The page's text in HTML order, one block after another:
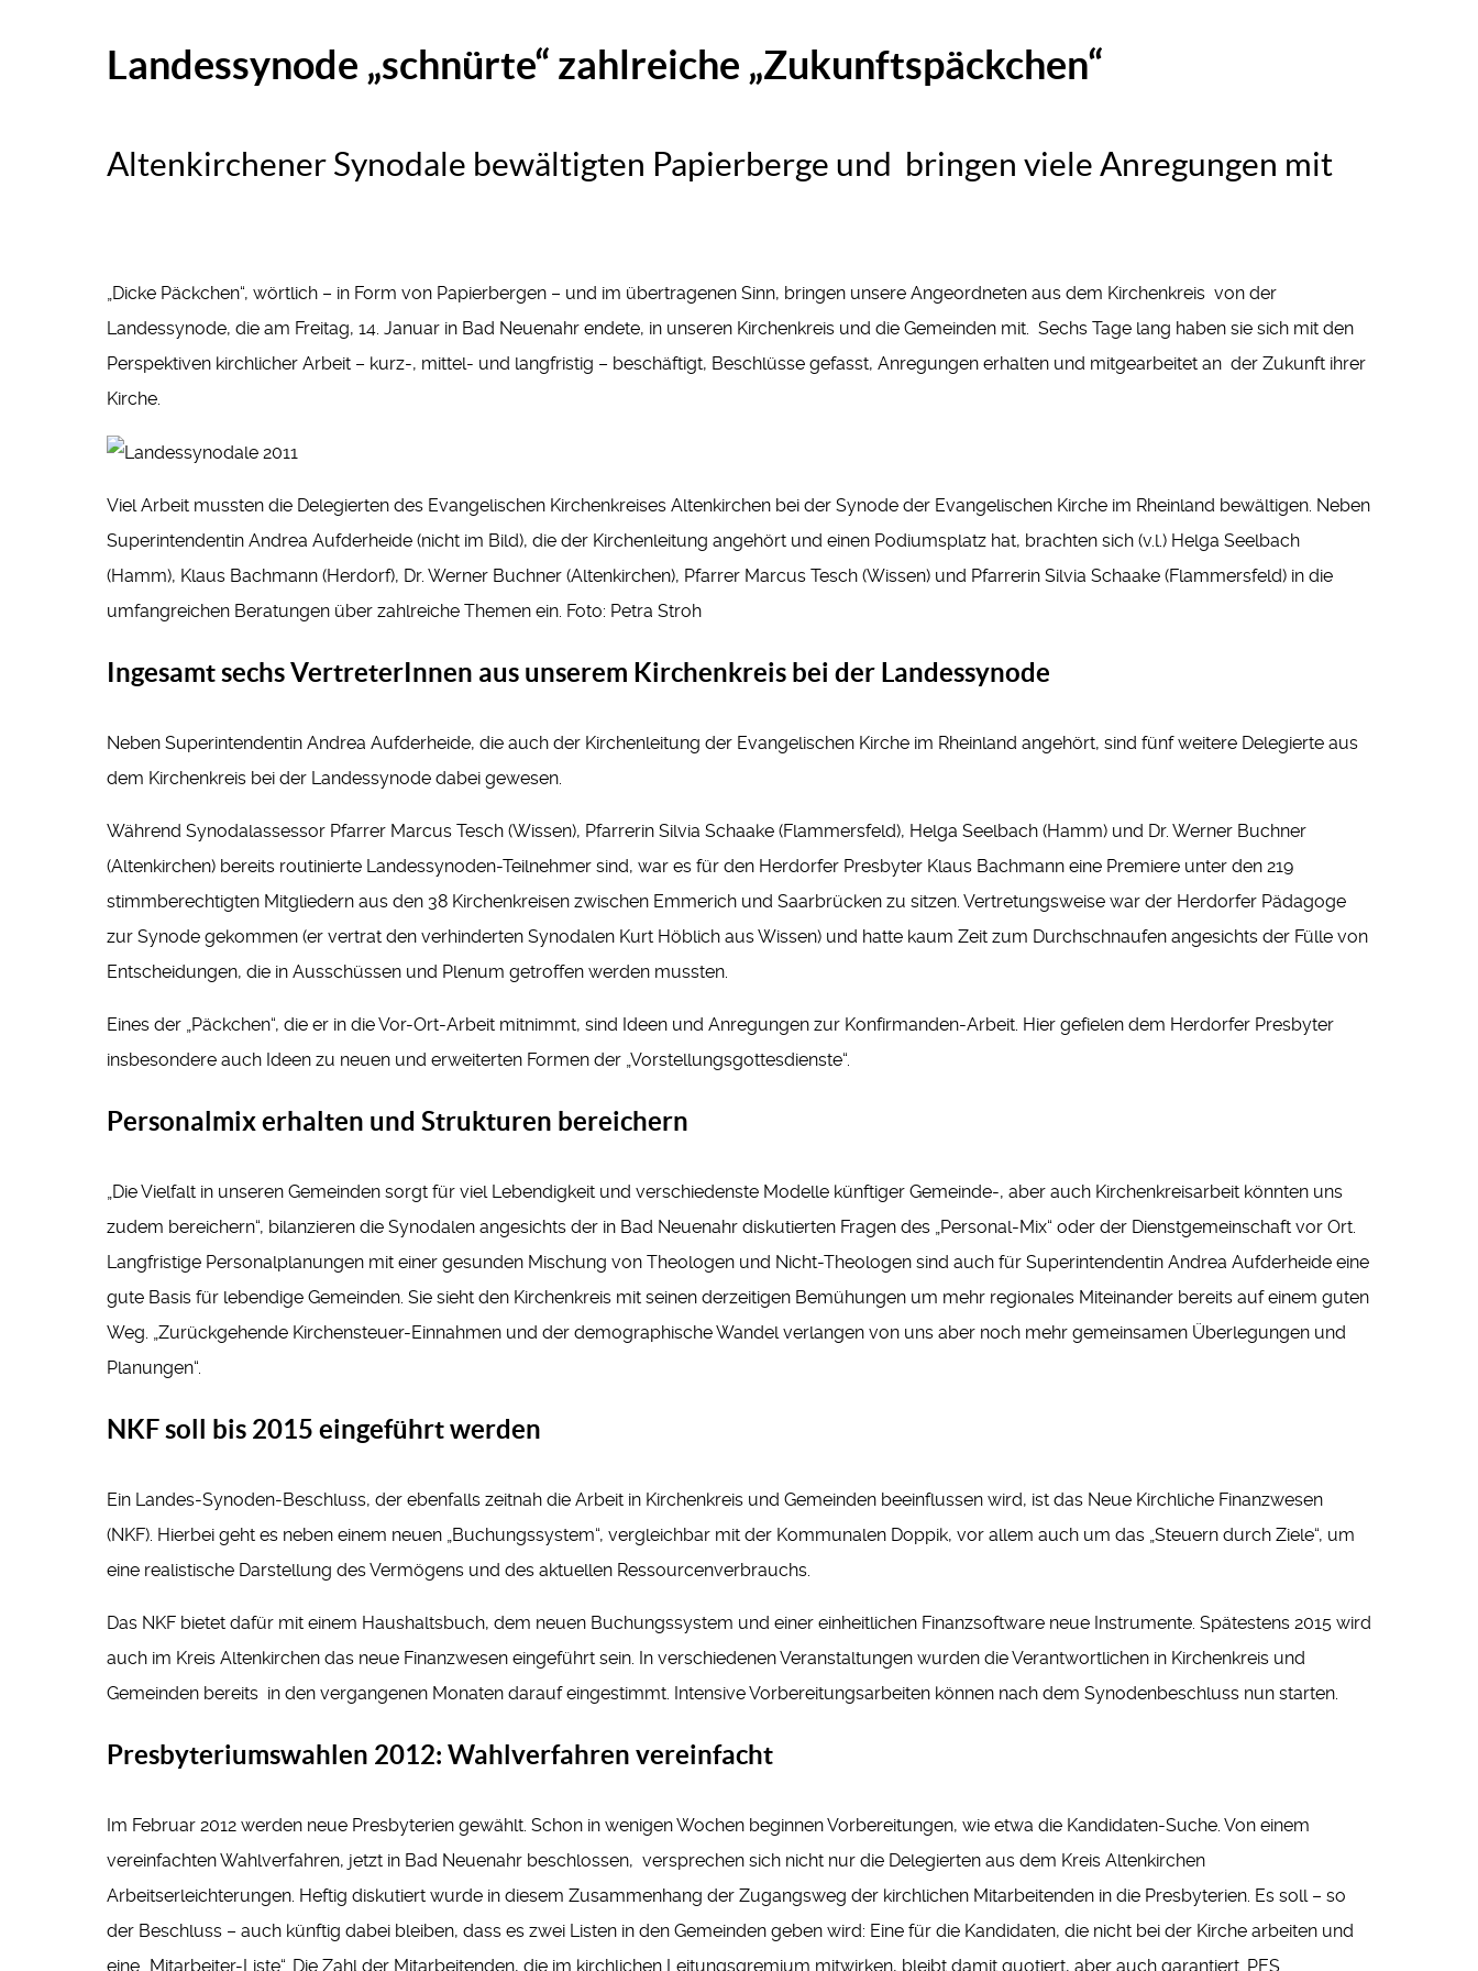
Landessynode „schnürte“ zahlreiche „Zukunftspäckchen“
Altenkirchener Synodale bewältigten Papierberge und bringen viele Anregungen mit
„Dicke Päckchen“, wörtlich – in Form von Papierbergen – und im übertragenen Sinn, bringen unsere Angeordneten aus dem Kirchenkreis von der
Landessynode, die am Freitag, 14. Januar in Bad Neuenahr endete, in unseren Kirchenkreis und die Gemeinden mit. Sechs Tage lang haben sie sich mit den
Perspektiven kirchlicher Arbeit – kurz-, mittel- und langfristig – beschäftigt, Beschlüsse gefasst, Anregungen erhalten und mitgearbeitet an der Zukunft ihrer
Kirche.
Viel Arbeit mussten die Delegierten des Evangelischen Kirchenkreises Altenkirchen bei der Synode der Evangelischen Kirche im Rheinland bewältigen. Neben
Superintendentin Andrea Aufderheide (nicht im Bild), die der Kirchenleitung angehört und einen Podiumsplatz hat, brachten sich (v.l.) Helga Seelbach
(Hamm), Klaus Bachmann (Herdorf), Dr. Werner Buchner (Altenkirchen), Pfarrer Marcus Tesch (Wissen) und Pfarrerin Silvia Schaake (Flammersfeld) in die
umfangreichen Beratungen über zahlreiche Themen ein. Foto: Petra Stroh
Ingesamt sechs VertreterInnen aus unserem Kirchenkreis bei der Landessynode
Neben Superintendentin Andrea Aufderheide, die auch der Kirchenleitung der Evangelischen Kirche im Rheinland angehört, sind fünf weitere Delegierte aus
dem Kirchenkreis bei der Landessynode dabei gewesen.
Während Synodalassessor Pfarrer Marcus Tesch (Wissen), Pfarrerin Silvia Schaake (Flammersfeld), Helga Seelbach (Hamm) und Dr. Werner Buchner
(Altenkirchen) bereits routinierte Landessynoden-Teilnehmer sind, war es für den Herdorfer Presbyter Klaus Bachmann eine Premiere unter den 219
stimmberechtigten Mitgliedern aus den 38 Kirchenkreisen zwischen Emmerich und Saarbrücken zu sitzen. Vertretungsweise war der Herdorfer Pädagoge
zur Synode gekommen (er vertrat den verhinderten Synodalen Kurt Höblich aus Wissen) und hatte kaum Zeit zum Durchschnaufen angesichts der Fülle von
Entscheidungen, die in Ausschüssen und Plenum getroffen werden mussten.
Eines der „Päckchen“, die er in die Vor-Ort-Arbeit mitnimmt, sind Ideen und Anregungen zur Konfirmanden-Arbeit. Hier gefielen dem Herdorfer Presbyter
insbesondere auch Ideen zu neuen und erweiterten Formen der „Vorstellungsgottesdienste“.
Personalmix erhalten und Strukturen bereichern
„Die Vielfalt in unseren Gemeinden sorgt für viel Lebendigkeit und verschiedenste Modelle künftiger Gemeinde-, aber auch Kirchenkreisarbeit könnten uns
zudem bereichern“, bilanzieren die Synodalen angesichts der in Bad Neuenahr diskutierten Fragen des „Personal-Mix“ oder der Dienstgemeinschaft vor Ort.
Langfristige Personalplanungen mit einer gesunden Mischung von Theologen und Nicht-Theologen sind auch für Superintendentin Andrea Aufderheide eine
gute Basis für lebendige Gemeinden. Sie sieht den Kirchenkreis mit seinen derzeitigen Bemühungen um mehr regionales Miteinander bereits auf einem guten
Weg. „Zurückgehende Kirchensteuer-Einnahmen und der demographische Wandel verlangen von uns aber noch mehr gemeinsamen Überlegungen und
Planungen“.
NKF soll bis 2015 eingeführt werden
Ein Landes-Synoden-Beschluss, der ebenfalls zeitnah die Arbeit in Kirchenkreis und Gemeinden beeinflussen wird, ist das Neue Kirchliche Finanzwesen
(NKF). Hierbei geht es neben einem neuen „Buchungssystem“, vergleichbar mit der Kommunalen Doppik, vor allem auch um das „Steuern durch Ziele“, um
eine realistische Darstellung des Vermögens und des aktuellen Ressourcenverbrauchs.
Das NKF bietet dafür mit einem Haushaltsbuch, dem neuen Buchungssystem und einer einheitlichen Finanzsoftware neue Instrumente. Spätestens 2015 wird
auch im Kreis Altenkirchen das neue Finanzwesen eingeführt sein. In verschiedenen Veranstaltungen wurden die Verantwortlichen in Kirchenkreis und
Gemeinden bereits in den vergangenen Monaten darauf eingestimmt. Intensive Vorbereitungsarbeiten können nach dem Synodenbeschluss nun starten.
Presbyteriumswahlen 2012: Wahlverfahren vereinfacht
Im Februar 2012 werden neue Presbyterien gewählt. Schon in wenigen Wochen beginnen Vorbereitungen, wie etwa die Kandidaten-Suche. Von einem
vereinfachten Wahlverfahren, jetzt in Bad Neuenahr beschlossen, versprechen sich nicht nur die Delegierten aus dem Kreis Altenkirchen
Arbeitserleichterungen. Heftig diskutiert wurde in diesem Zusammenhang der Zugangsweg der kirchlichen Mitarbeitenden in die Presbyterien. Es soll – so
der Beschluss – auch künftig dabei bleiben, dass es zwei Listen in den Gemeinden geben wird: Eine für die Kandidaten, die nicht bei der Kirche arbeiten und
eine „Mitarbeiter-Liste“. Die Zahl der Mitarbeitenden, die im kirchlichen Leitungsgremium mitwirken, bleibt damit quotiert, aber auch garantiert. PES